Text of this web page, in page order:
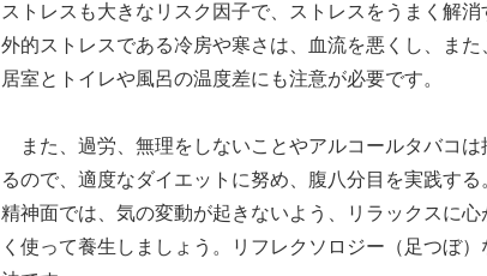
ストレスも大きなリスク因子で、ストレスをうまく解消
外的ストレスである冷房や寒さは、血流を悪くし、また
居室とトイレや風呂の温度差にも注意が必要です。
また、過労、無理をしないことやアルコールタバコは
るので、適度なダイエットに努め、腹八分目を実践する
精神面では、気の変動が起きないよう、リラックスに
く使って養生しましょう。リフレクソロジー（足つぼ